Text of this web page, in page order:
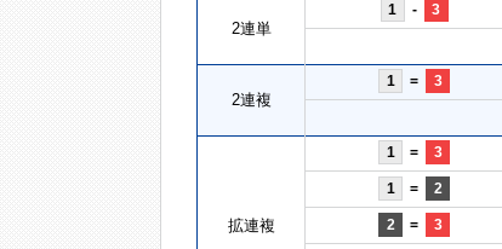
2連単
1 - 3
2連複
1 = 3
拡連複
1 = 3
1 = 2
2 = 3